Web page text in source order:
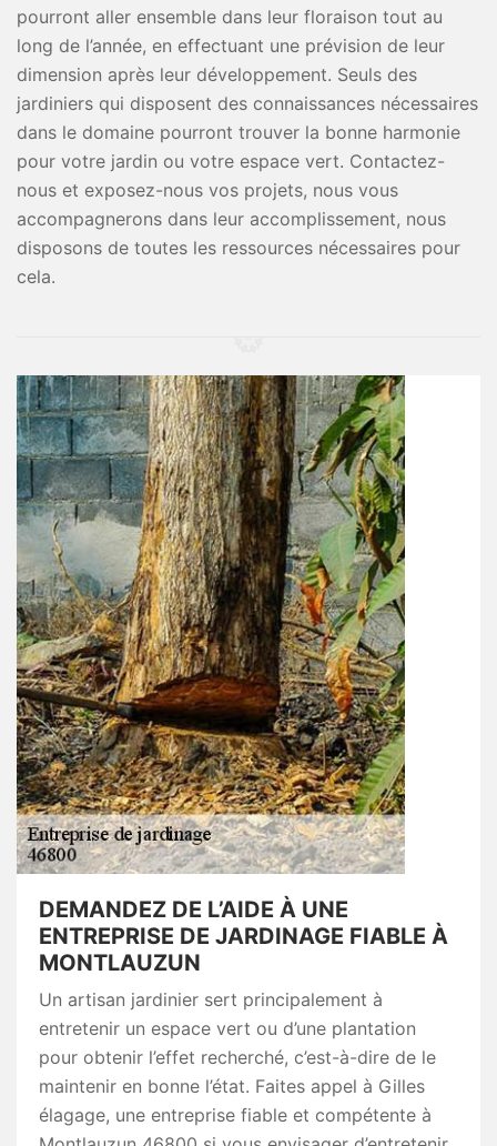
pourront aller ensemble dans leur floraison tout au
long de l’année, en effectuant une prévision de leur
dimension après leur développement. Seuls des
jardiniers qui disposent des connaissances nécessaires
dans le domaine pourront trouver la bonne harmonie
pour votre jardin ou votre espace vert. Contactez-
nous et exposez-nous vos projets, nous vous
accompagnerons dans leur accomplissement, nous
disposons de toutes les ressources nécessaires pour
cela.
DEMANDEZ DE L’AIDE À UNE
ENTREPRISE DE JARDINAGE FIABLE À
MONTLAUZUN
Un artisan jardinier sert principalement à
entretenir un espace vert ou d’une plantation
pour obtenir l’effet recherché, c’est-à-dire de le
maintenir en bonne l’état. Faites appel à Gilles
élagage, une entreprise fiable et compétente à